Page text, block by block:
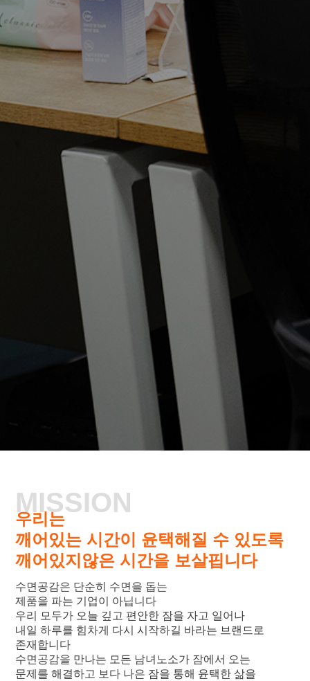
MISSION
우리는
깨어있는 시간이 윤택해질 수 있도록
깨어있지않은 시간을 보살핍니다
수면공감은 단순히 수면을 돕는
제품을 파는 기업이 아닙니다
우리 모두가 오늘 깊고 편안한 잠을 자고 일어나
내일 하루를 힘차게 다시 시작하길 바라는 브랜드로
존재합니다
수면공감을 만나는 모든 남녀노소가 잠에서 오는
문제를 해결하고 보다 나은 잠을 통해 윤택한 삶을